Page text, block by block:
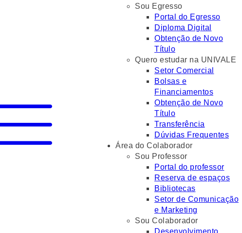
Sou Egresso
Portal do Egresso
Diploma Digital
Obtenção de Novo
Título
Quero estudar na UNIVALE
Setor Comercial
Bolsas e
Financiamentos
Obtenção de Novo
Título
Transferência
Dúvidas Frequentes
Área do Colaborador
Sou Professor
Portal do professor
Reserva de espaços
Bibliotecas
Setor de Comunicação
e Marketing
Sou Colaborador
Desenvolvimento